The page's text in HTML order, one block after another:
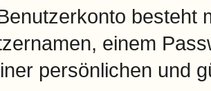
besteht
einem
persönlichen und